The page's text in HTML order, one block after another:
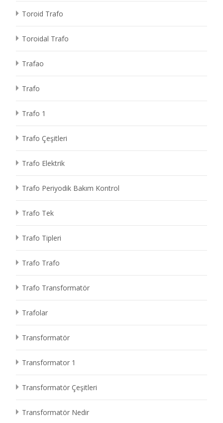
Toroid Trafo
Toroidal Trafo
Trafao
Trafo
Trafo 1
Trafo Çeşitleri
Trafo Elektrik
Trafo Periyodik Bakım Kontrol
Trafo Tek
Trafo Tipleri
Trafo Trafo
Trafo Transformatör
Trafolar
Transformatör
Transformator 1
Transformatör Çeşitleri
Transformatör Nedir